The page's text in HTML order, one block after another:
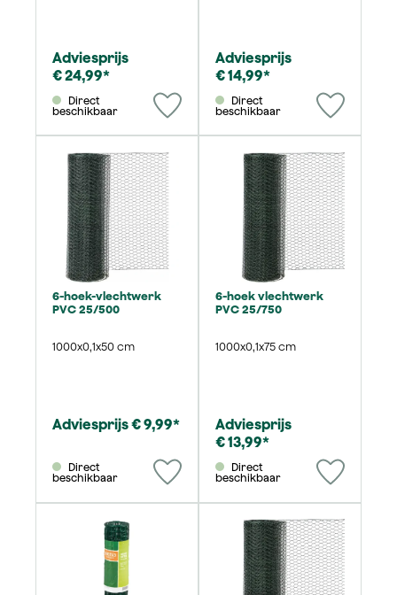
Adviesprijs
€ 24,99*
beschikbaar
Adviesprijs
€ 14,99*
beschikbaar
6-hoek-vlechtwerk
PVC 25/500
1000x0,1x50 cm
Adviesprijs € 9,99*
beschikbaar
6-hoek vlechtwerk
PVC 25/750
1000x0,1x75 cm
Adviesprijs
€ 13,99*
beschikbaar